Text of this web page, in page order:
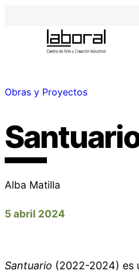
Obras y Proyectos
Alba Matilla
5 abril 2024
Santuario (2022-2024) es